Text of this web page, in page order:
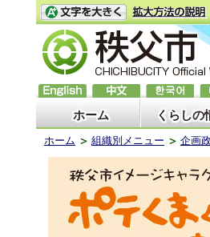
ホーム くらしの
ホーム 組織別メニュー 企画